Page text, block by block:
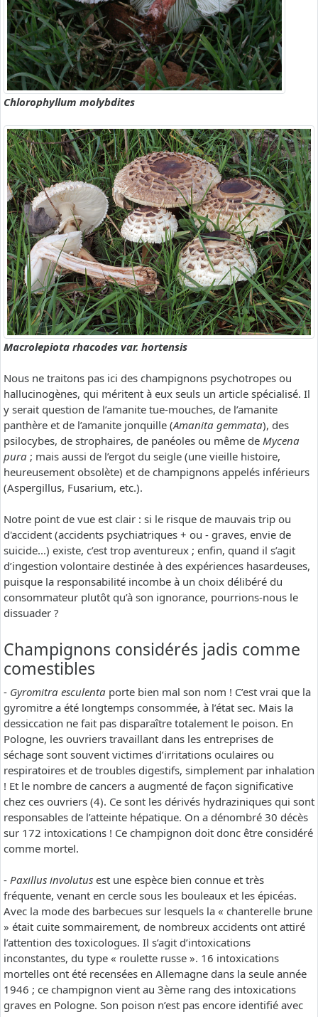
Chlorophyllum molybdites
Macrolepiota rhacodes var. hortensis
Nous ne traitons pas ici des champignons psychotropes ou
hallucinogènes, qui méritent à eux seuls un article spécialisé. Il
y serait question de l’amanite tue-mouches, de l’amanite
panthère et de l’amanite jonquille (Amanita gemmata), des
psilocybes, de strophaires, de panéoles ou même de Mycena
pura ; mais aussi de l’ergot du seigle (une vieille histoire,
heureusement obsolète) et de champignons appelés inférieurs
(Aspergillus, Fusarium, etc.).
Notre point de vue est clair : si le risque de mauvais trip ou
d'accident (accidents psychiatriques + ou - graves, envie de
suicide...) existe, c’est trop aventureux ; enfin, quand il s’agit
d’ingestion volontaire destinée à des expériences hasardeuses,
puisque la responsabilité incombe à un choix délibéré du
consommateur plutôt qu’à son ignorance, pourrions-nous le
dissuader ?
Champignons considérés jadis comme
comestibles
- Gyromitra esculenta porte bien mal son nom ! C’est vrai que la
gyromitre a été longtemps consommée, à l’état sec. Mais la
dessiccation ne fait pas disparaître totalement le poison. En
Pologne, les ouvriers travaillant dans les entreprises de
séchage sont souvent victimes d’irritations oculaires ou
respiratoires et de troubles digestifs, simplement par inhalation
! Et le nombre de cancers a augmenté de façon significative
chez ces ouvriers (4). Ce sont les dérivés hydraziniques qui sont
responsables de l’atteinte hépatique. On a dénombré 30 décès
sur 172 intoxications ! Ce champignon doit donc être considéré
comme mortel.
- Paxillus involutus est une espèce bien connue et très
fréquente, venant en cercle sous les bouleaux et les épicéas.
Avec la mode des barbecues sur lesquels la « chanterelle brune
» était cuite sommairement, de nombreux accidents ont attiré
l’attention des toxicologues. Il s’agit d’intoxications
inconstantes, du type « roulette russe ». 16 intoxications
mortelles ont été recensées en Allemagne dans la seule année
1946 ; ce champignon vient au 3ème rang des intoxications
graves en Pologne. Son poison n’est pas encore identifié avec